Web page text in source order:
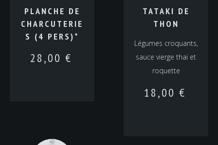
PLANCHE DE
CHARCUTERIE
S (4 PERS)*
28,00 €
TATAKI DE
THON
Légumes croquants,
sauce vierge thaï et
roquette
18,00 €